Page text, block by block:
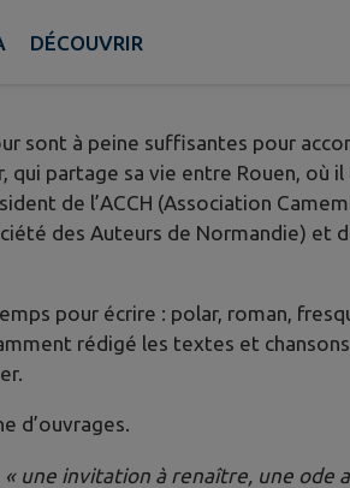
DÉCOUVRIR
sont à peine suffisantes pour
qui partage sa vie entre Rouen, où
de l’ACCH (Association
des Auteurs de Normandie) et
pour écrire : polar, roman,
rédigé les textes et
d’ouvrages.
« une invitation à renaître, une ode